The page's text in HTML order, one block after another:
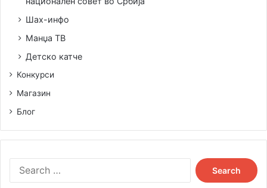
Шах-инфо
Манџа ТВ
Детско катче
Конкурси
Магазин
Блог
Search
for: